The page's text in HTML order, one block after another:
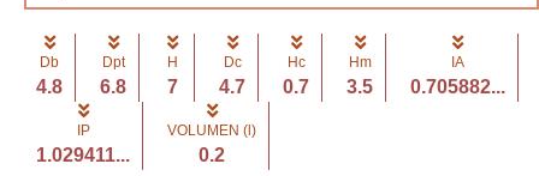
Db
4.8
Dpt
6.8
H
7
Dc
4.7
Hc
0.7
Hm
3.5
IA
0.705882...
IP
1.029411...
VOLUMEN (l)
0.2